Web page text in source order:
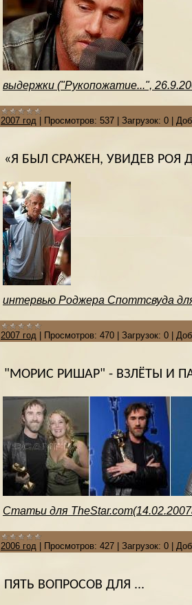
выдержки ("Рукопожатие...",
2007 год Просмотров: 537 Загрузок: 0
«Я БЫЛ СРАЖЕН, УВИДЕВ
интервью Роджера Споттсвуда
2007 год Просмотров: 470 Загрузок: 0
"МОРИС РИШАР" - ВЗЛЁТЫ И
Статьи для
2006 год Просмотров: 427 Загрузок: 0
ПЯТЬ ВОПРОСОВ ДЛЯ ...